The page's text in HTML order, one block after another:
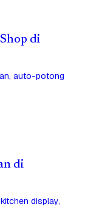
di
auto-potong
di
display,